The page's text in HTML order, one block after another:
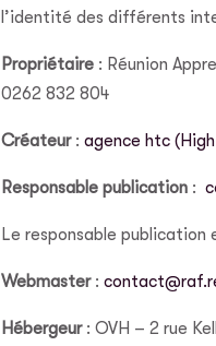
l’identité des différents
Propriétaire : Réunion
0262 832 804
Créateur: agence htc
Responsable publication :
Le responsable publication
Webmaster:
Hébergeur: OVH – 2 rue